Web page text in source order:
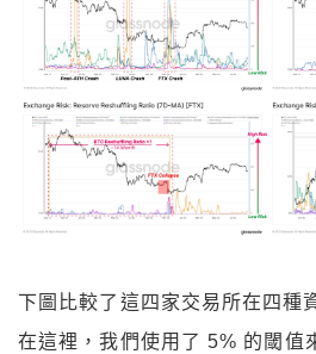
下圖比較了這四家交易所在四種
在這裡，我們使用了 5% 的閾值